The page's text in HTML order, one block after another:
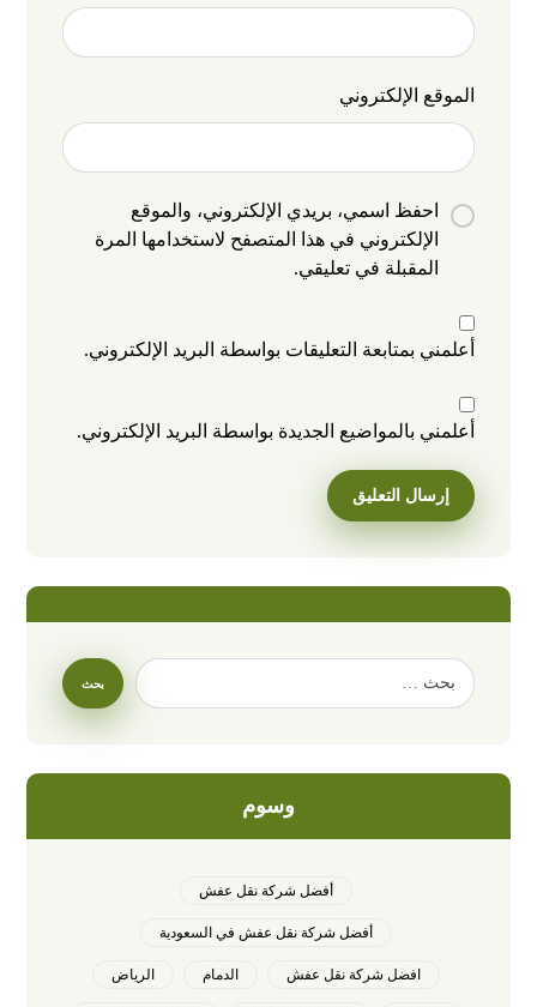
الموقع الإلكتروني
احفظ اسمي، بريدي الإلكتروني، والموقع
الإلكتروني في هذا المتصفح لاستخدامها المرة
المقبلة في تعليقي.
أعلمني بمتابعة التعليقات بواسطة البريد الإلكتروني.
أعلمني بالمواضيع الجديدة بواسطة البريد الإلكتروني.
وسوم
أفضل شركة نقل عفش
أفضل شركة نقل عفش في السعودية
افضل شركة نقل عفش الدمام الرياض